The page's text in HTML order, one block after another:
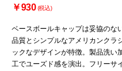
￥930 (税込)
ベースボールキャップは妥協のな
品質とシンプルなアメリカンクラ
ックなデザインが特徴。製品洗い
工でユーズド感を演出。フリーサ